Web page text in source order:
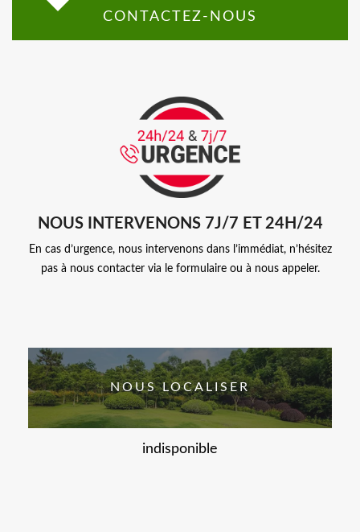
CONTACTEZ-NOUS
NOUS INTERVENONS 7J/7 ET 24H/24
En cas d’urgence, nous intervenons dans l’immédiat, n’hésitez
pas à nous contacter via le formulaire ou à nous appeler.
NOUS LOCALISER
indisponible